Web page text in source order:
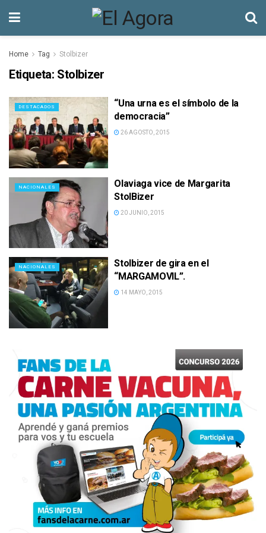
Home Tag Stolbizer
Etiqueta: Stolbizer
DESTACADOS
“Una urna es el símbolo de la
democracia”
26 AGOSTO, 2015
NACIONALES
Olaviaga vice de Margarita
StolBizer
20 JUNIO, 2015
NACIONALES
Stolbizer de gira en el
“MARGAMOVIL”.
14 MAYO, 2015